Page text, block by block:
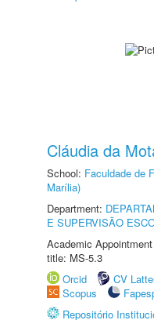
Cláudia da
School: Faculdade de
Marília)
Department:
E SUPERVISÃO
Academic
title: MS-5.3
Orcid
CV
Scopus
Repositório